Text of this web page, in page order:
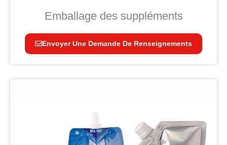
Emballage des suppléments
Envoyer Une Demande De Renseignements